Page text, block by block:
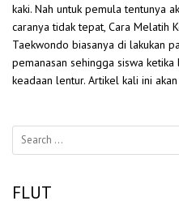
kaki. Nah untuk pemula tentunya
caranya tidak tepat, Cara Melatih
Taekwondo biasanya di lakukan
pemanasan sehingga siswa
keadaan lentur. Artikel kali ini
Search
for:
FLUT